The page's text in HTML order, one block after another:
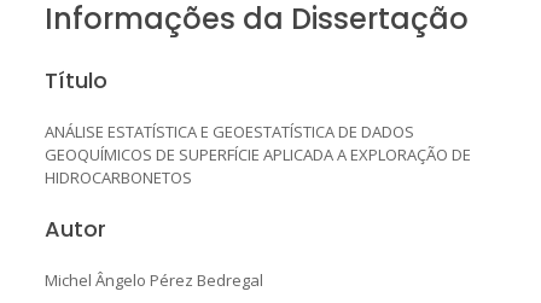
Informações da Dissertação
Título
ANÁLISE ESTATÍSTICA E GEOESTATÍSTICA DE DADOS
GEOQUÍMICOS DE SUPERFÍCIE APLICADA A EXPLORAÇÃO DE
HIDROCARBONETOS
Autor
Michel Ângelo Pérez Bedregal